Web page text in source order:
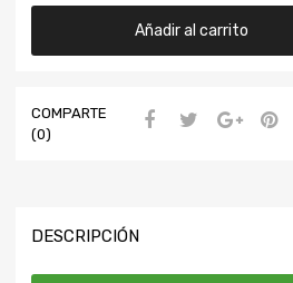
Añadir al carrito
COMPARTE
(0)
DESCRIPCIÓN